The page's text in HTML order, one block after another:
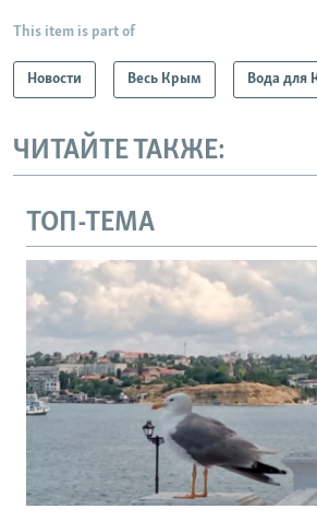
This item is part of
Новости Весь Крым Вода для
ЧИТАЙТЕ ТАКЖЕ:
ТОП-ТЕМА